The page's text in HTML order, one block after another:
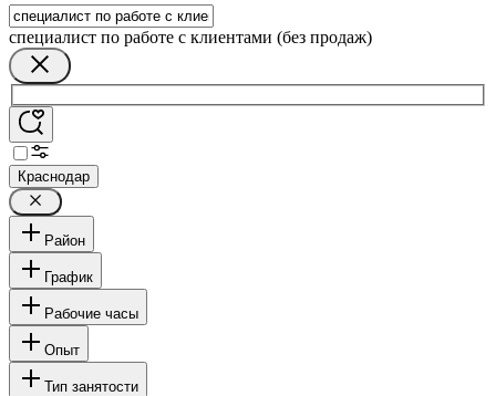
специалист по работе с клиентами (без продаж)
Краснодар
Район
График
Рабочие часы
Опыт
Тип занятости